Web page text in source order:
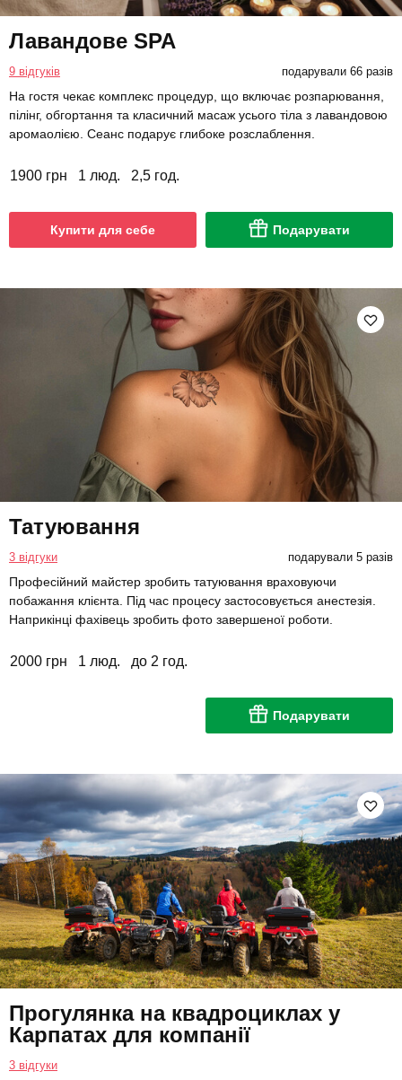
Лавандове SPA
9 відгуків подарували 66 разів
На гостя чекає комплекс процедур, що включає розпарювання,
пілінг, обгортання та класичний масаж усього тіла з лавандовою
аромаолією. Сеанс подарує глибоке розслаблення.
1900 грн 1 люд. 2,5 год.
Купити для себе Подарувати
Татуювання
3 відгуки подарували 5 разів
Професійний майстер зробить татуювання враховуючи
побажання клієнта. Під час процесу застосовується анестезія.
Наприкінці фахівець зробить фото завершеної роботи.
2000 грн 1 люд. до 2 год.
Подарувати
Прогулянка на квадроциклах у
Карпатах для компанії
3 відгуки